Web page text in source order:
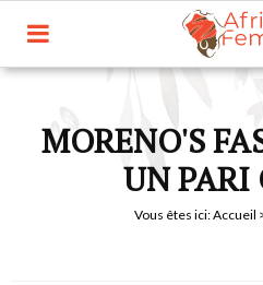
MORENO'S
UN PARI
Vous êtes ici:Accueil